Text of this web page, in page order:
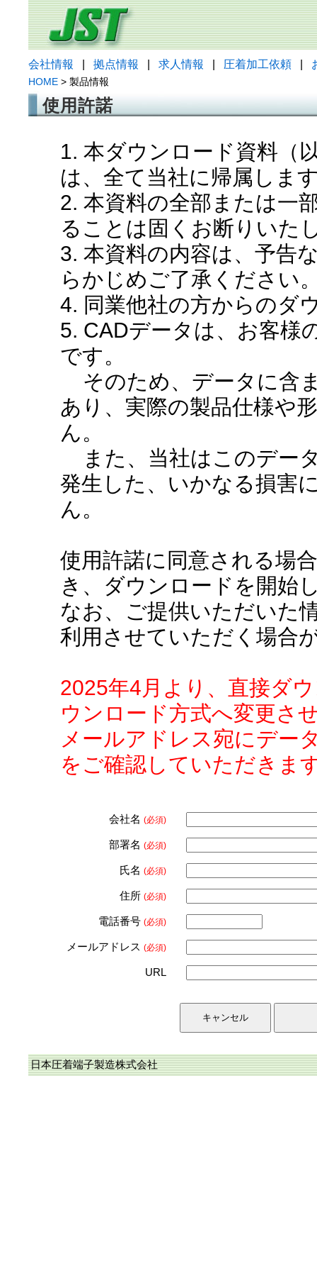
会社情報 拠点情報 求人情報 圧着加工依頼
HOME > 製品情報
使用許諾
1. 本ダウンロード資料（
は、全て当社に帰属しま
2. 本資料の全部または一
ることは固くお断りいた
3. 本資料の内容は、予告
らかじめご了承ください
4. 同業他社の方からのダ
5. CADデータは、お客様
です。
そのため、データに含
あり、実際の製品仕様や
ん。
また、当社はこのデー
発生した、いかなる損害
ん。
使用許諾に同意される場
き、ダウンロードを開始
なお、ご提供いただいた
利用させていただく場合
2025年4月より、直接ダ
ウンロード方式へ変更さ
メールアドレス宛にデー
をご確認していただきま
会社名 (必須)
部署名 (必須)
氏名 (必須)
住所 (必須)
電話番号 (必須)
メールアドレス (必須)
URL
日本圧着端子製造株式会社